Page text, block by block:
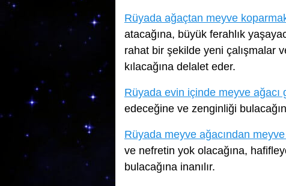
Rüyada ağaçtan meyve
atacağına, büyük ferahlık
rahat bir şekilde yeni çalışmalar
kılacağına delalet eder.
Rüyada evin içinde meyve ağacı
edeceğine ve zenginliği
Rüyada meyve ağacından
ve nefretin yok olacağına,
bulacağına inanılır.